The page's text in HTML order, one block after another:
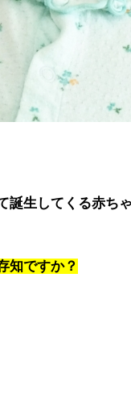
誕生してくる赤ち
知ですか？